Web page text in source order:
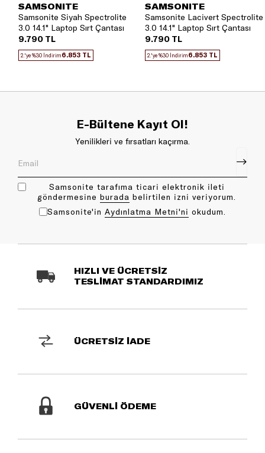
SAMSONITE
Samsonite Siyah Spectrolite
3.0 14.1" Laptop Sırt Çantası
9.790 TL
2.'ye %30 İndirim6.853 TL
SAMSONITE
Samsonite Lacivert Spectrolite
3.0 14.1" Laptop Sırt Çantası
9.790 TL
2.'ye %30 İndirim6.853 TL
E-Bültene Kayıt Ol!
Yenilikleri ve fırsatları kaçırma.
Samsonite tarafıma ticari elektronik ileti
göndermesine bu rada belirtilen izni veriyorum.
Samsonite'in Aydınlatma Metni'ni okudum.
HIZLI VE ÜCRETSİZ
TESLİMAT STANDARDIMIZ
ÜCRETSİZ İADE
GÜVENLİ ÖDEME